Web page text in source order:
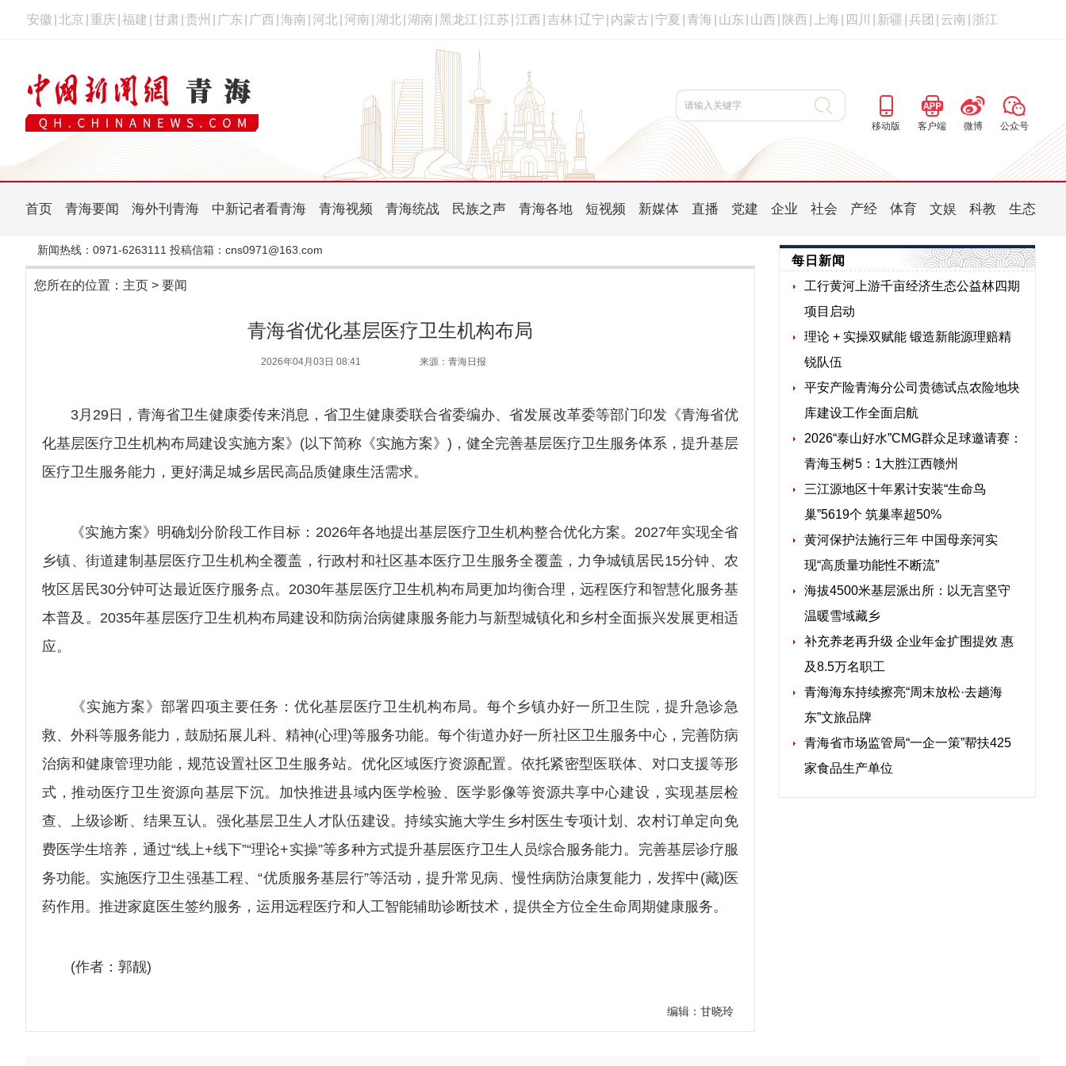
安徽 北京 重庆 福建 甘肃 贵州 广东 广西 海南 河北 河南 湖北 湖南 黑龙江 江苏 江西 吉林 辽宁 内蒙古 宁夏 青海 山东 山西 陕西 上海 四川 新疆 兵团 云南 浙江
移动版 客户端 微博 公众号
首页 青海要闻 海外刊青海 中新记者看青海 青海视频 青海统战 民族之声 青海各地 短视频 新媒体 直播 党建 企业 社会 产经 体育 文娱 科教 生态
新闻热线：0971-6263111 投稿信箱：cns0971@163.com
您所在的位置： 主页 > 要闻
青海省优化基层医疗卫生机构布局
2026年04月03日 08:41 来源：青海日报
3月29日，青海省卫生健康委传来消息，省卫生健康委联合省委编办、省发展改革委等部门印发《青海省优
化基层医疗卫生机构布局建设实施方案》(以下简称《实施方案》)，健全完善基层医疗卫生服务体系，提升基层
医疗卫生服务能力，更好满足城乡居民高品质健康生活需求。
《实施方案》明确划分阶段工作目标：2026年各地提出基层医疗卫生机构整合优化方案。2027年实现全省
乡镇、街道建制基层医疗卫生机构全覆盖，行政村和社区基本医疗卫生服务全覆盖，力争城镇居民15分钟、农
牧区居民30分钟可达最近医疗服务点。2030年基层医疗卫生机构布局更加均衡合理，远程医疗和智慧化服务基
本普及。2035年基层医疗卫生机构布局建设和防病治病健康服务能力与新型城镇化和乡村全面振兴发展更相适
应。
《实施方案》部署四项主要任务：优化基层医疗卫生机构布局。每个乡镇办好一所卫生院，提升急诊急
救、外科等服务能力，鼓励拓展儿科、精神(心理)等服务功能。每个街道办好一所社区卫生服务中心，完善防病
治病和健康管理功能，规范设置社区卫生服务站。优化区域医疗资源配置。依托紧密型医联体、对口支援等形
式，推动医疗卫生资源向基层下沉。加快推进县域内医学检验、医学影像等资源共享中心建设，实现基层检
查、上级诊断、结果互认。强化基层卫生人才队伍建设。持续实施大学生乡村医生专项计划、农村订单定向免
费医学生培养，通过“线上+线下”“理论+实操”等多种方式提升基层医疗卫生人员综合服务能力。完善基层诊疗服
务功能。实施医疗卫生强基工程、“优质服务基层行”等活动，提升常见病、慢性病防治康复能力，发挥中(藏)医
药作用。推进家庭医生签约服务，运用远程医疗和人工智能辅助诊断技术，提供全方位全生命周期健康服务。
(作者：郭靓)
编辑：甘晓玲
每日新闻
工行黄河上游千亩经济生态公益林四期
项目启动
理论 + 实操双赋能 锻造新能源理赔精
锐队伍
平安产险青海分公司贵德试点农险地块
库建设工作全面启航
2026“泰山好水”CMG群众足球邀请赛：
青海玉树5：1大胜江西赣州
三江源地区十年累计安装“生命鸟
巢”5619个 筑巢率超50%
黄河保护法施行三年 中国母亲河实
现“高质量功能性不断流”
海拔4500米基层派出所：以无言坚守
温暖雪域藏乡
补充养老再升级 企业年金扩围提效 惠
及8.5万名职工
青海海东持续擦亮“周末放松·去趟海
东”文旅品牌
青海省市场监管局“一企一策”帮扶425
家食品生产单位